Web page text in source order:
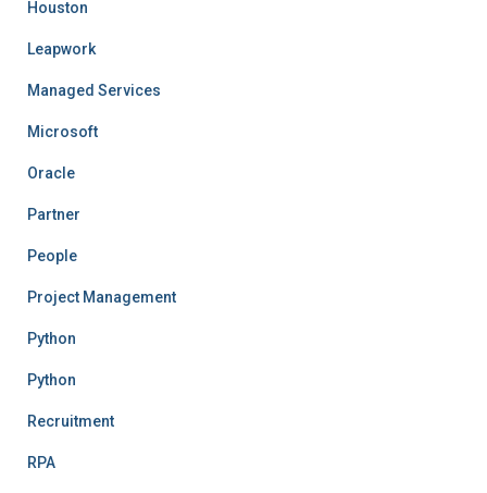
Houston
Leapwork
Managed Services
Microsoft
Oracle
Partner
People
Project Management
Python
Python
Recruitment
RPA